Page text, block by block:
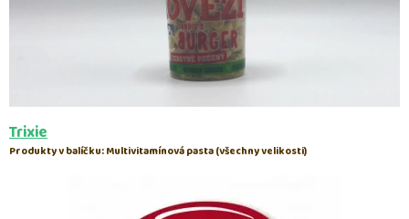
Trixie
Produkty v balíčku: Multivitamínová pasta (všechny velikosti)